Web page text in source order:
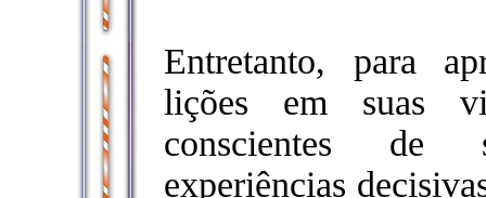
Entretanto, para
lições em suas
conscientes de
experiências